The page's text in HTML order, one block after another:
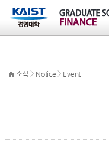
소식 > Notice > Event